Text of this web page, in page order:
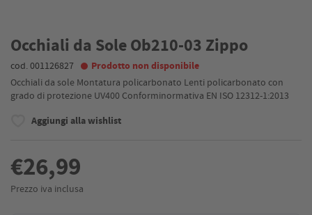
Occhiali da Sole Ob210-03 Zippo
cod. 001126827 Prodotto non disponibile
Occhiali da sole Montatura policarbonato Lenti policarbonato con
grado di protezione UV400 Conforminormativa EN ISO 12312-1:2013
Aggiungi alla wishlist
€26,99
Prezzo iva inclusa